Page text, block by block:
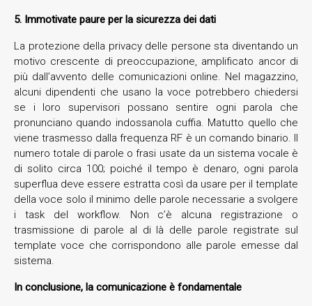
5. Immotivate paure per la sicurezza dei dati
La protezione della privacy delle persone sta diventando un
motivo crescente di preoccupazione, amplificato ancor di
più dall’avvento delle comunicazioni online. Nel magazzino,
alcuni dipendenti che usano la voce potrebbero chiedersi
se i loro supervisori possano sentire ogni parola che
pronunciano quando indossanola cuffia. Matutto quello che
viene trasmesso dalla frequenza RF è un comando binario. Il
numero totale di parole o frasi usate da un sistema vocale è
di solito circa 100; poiché il tempo è denaro, ogni parola
superflua deve essere estratta così da usare per il template
della voce solo il minimo delle parole necessarie a svolgere
i task del workflow. Non c’è alcuna registrazione o
trasmissione di parole al di là delle parole registrate sul
template voce che corrispondono alle parole emesse dal
sistema.
In conclusione, la comunicazione è fondamentale